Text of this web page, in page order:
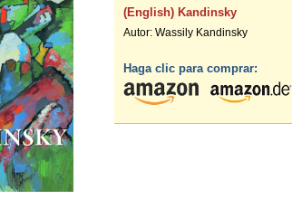
(English) Kandinsky
Autor: Wassily Kandinsky
Haga clic para comprar: